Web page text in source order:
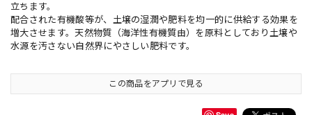
立ちます。
配合された有機酸等が、土壌の湿潤や肥料を均一的に供給する効果を
増大させます。天然物質（海洋性有機質由）を原料としており土壌や
水源を汚さない自然界にやさしい肥料です。
この商品をアプリで見る